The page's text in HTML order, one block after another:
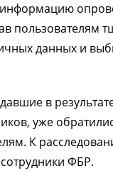
пользователям
данных и
в
уже
К
ФБР.